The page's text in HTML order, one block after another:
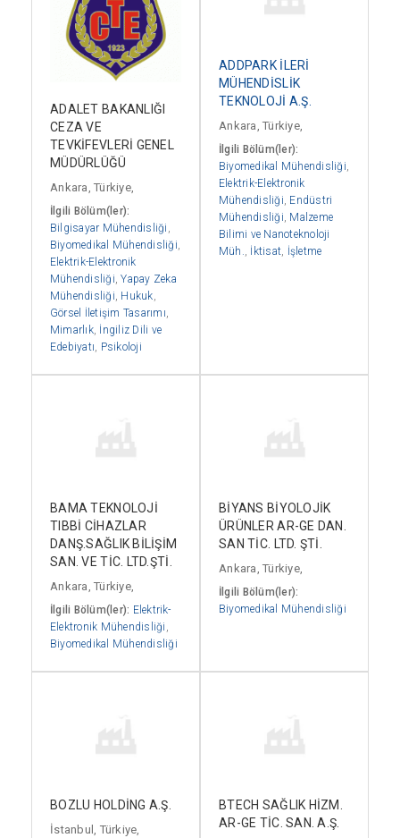
ADALET BAKANLIĞI
CEZA VE
TEVKİFEVLERİ GENEL
MÜDÜRLÜĞÜ
Ankara, Türkiye,
İlgili Bölüm(ler):
Bilgisayar Mühendisliği ,
Biyomedikal Mühendisliği,
Elektrik-Elektronik
Mühendisliği,Yapay Zeka
Mühendisliği, Hukuk,
Görsel İletişim Tasarımı,
Mimarlık, İngiliz Dili ve
Edebiyatı, Psikoloji
ADDPARK İLERİ
MÜHENDİSLİK
TEKNOLOJİ A.Ş.
Ankara, Türkiye,
İlgili Bölüm(ler):
Biyomedikal Mühendisliği,
Elektrik-Elektronik
Mühendisliği, Endüstri
Mühendisliği, Malzeme
Bilimi ve Nanoteknoloji
Müh., İktisat, İşletme
BAMA TEKNOLOJİ
TIBBİ CİHAZLAR
DANŞ.SAĞLIK BİLİŞİM
SAN. VE TİC. LTD.ŞTİ.
Ankara, Türkiye,
İlgili Bölüm(ler): Elektrik-
Elektronik Mühendisliği ,
Biyomedikal Mühendisliği
BİYANS BİYOLOJİK
ÜRÜNLER AR-GE DAN.
SAN TİC. LTD. ŞTİ.
Ankara, Türkiye,
İlgili Bölüm(ler):
Biyomedikal Mühendisliği
BOZLU HOLDİNG A.Ş.
İstanbul, Türkiye,
BTECH SAĞLIK HİZM.
AR-GE TİC. SAN. A.Ş.